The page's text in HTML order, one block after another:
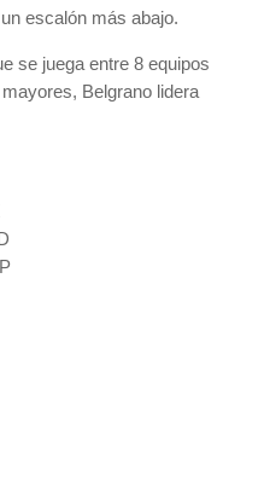
escalón más abajo.
se juega entre 8 equipos
Belgrano lidera